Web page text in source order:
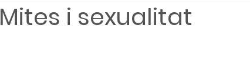
Mites i sexualitat